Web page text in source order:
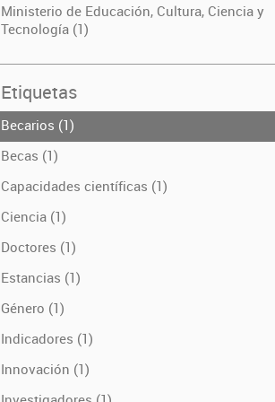
Ministerio de Educación, Cultura, Ciencia y
Tecnología (1)
Etiquetas
Becarios (1)
Becas (1)
Capacidades científicas (1)
Ciencia (1)
Doctores (1)
Estancias (1)
Género (1)
Indicadores (1)
Innovación (1)